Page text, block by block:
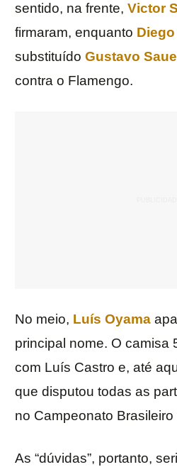
sentido, na frente, Victor
firmaram, enquanto
substituído Gustavo
contra o Flamengo.
No meio, Luís Oyama
principal nome. O camisa
com Luís Castro e, até
que disputou todas as
no Campeonato
As “dúvidas”, portanto,